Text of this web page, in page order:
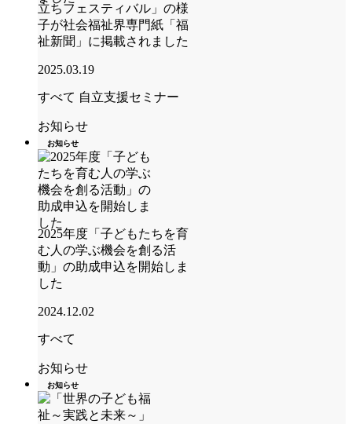
立ちフェスティバル」の様
子が社会福祉界専門紙「福
祉新聞」に掲載されました
2025.03.19
すべて 自立支援セミナー
お知らせ
お知らせ
2025年度「子どもたちを育
む人の学ぶ機会を創る活
動」の助成申込を開始しま
した
2024.12.02
すべて
お知らせ
お知らせ